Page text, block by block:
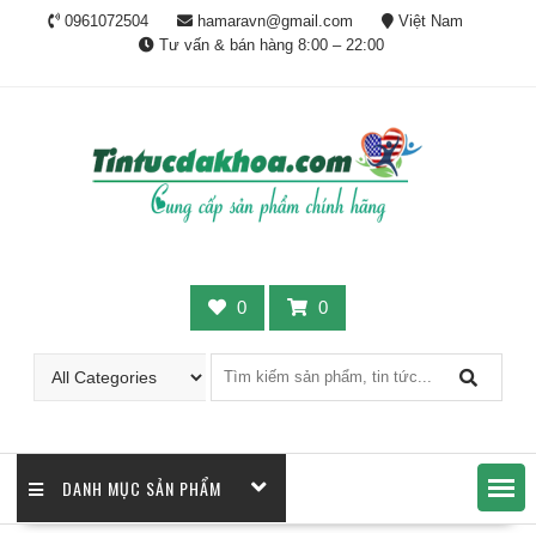
0961072504 hamaravn@gmail.com
Việt Nam
Tư vấn & bán hàng 8:00 – 22:00
0 0
DANH MỤC SẢN PHẨM